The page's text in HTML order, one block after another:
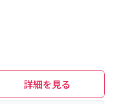
詳細を見る